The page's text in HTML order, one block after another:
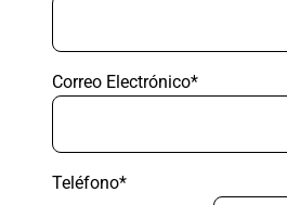
Correo Electrónico*
Teléfono*